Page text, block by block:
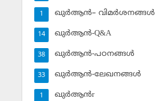
ഖുര്‍ആന്‍– വിമര്‍ശനങ്ങള്‍
1
ഖുര്‍ആന്‍-Q&A
14
ഖുര്‍ആന്‍-പഠനങ്ങള്‍
38
ഖുര്‍ആന്‍-ലേഖനങ്ങള്‍
33
ഖുര്‍ആന്‍r
1